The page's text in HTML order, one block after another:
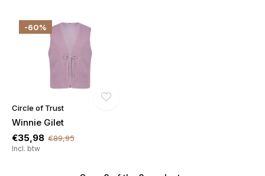
€5,- KORTING! welkom bij
DWARZ!
Meld je aan voor onze nieuwsbrief en ontvang
meteen €5,- korting op je bestelling. We sturen je
alleen leuke dingen -> nieuwe drops, acties en
inspiratie. De kortingscode is niet geldig op sale!
-60%
Circle of Trust
Winnie Gilet
€35,98 €89,95
Incl. btw